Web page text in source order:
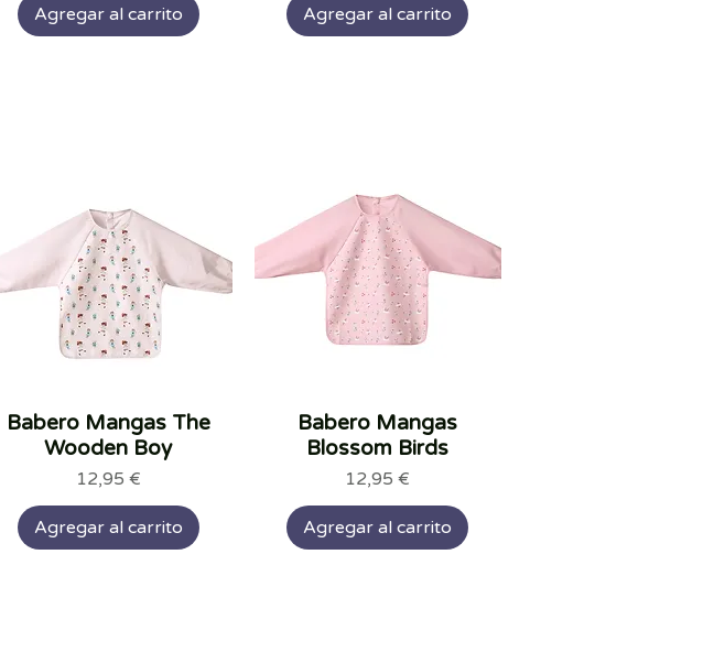
Agregar al carrito Agregar al carrito
Vista rápida
Babero Mangas The
Wooden Boy
Precio
12,95 €
Agregar al carrito
Vista rápida
Babero Mangas
Blossom Birds
Precio
12,95 €
Agregar al carrito